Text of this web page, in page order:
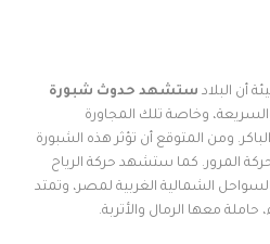
أن البلاد ستشهد حدوث شبورة
وخاصة تلك المجاورة
ومن المتوقع أن تؤثر هذه الشبورة
المرور. كما ستشهد حركة الرياح
الشمالية الغربية لمصر، وتمتد
معها الرمال والأتربة.